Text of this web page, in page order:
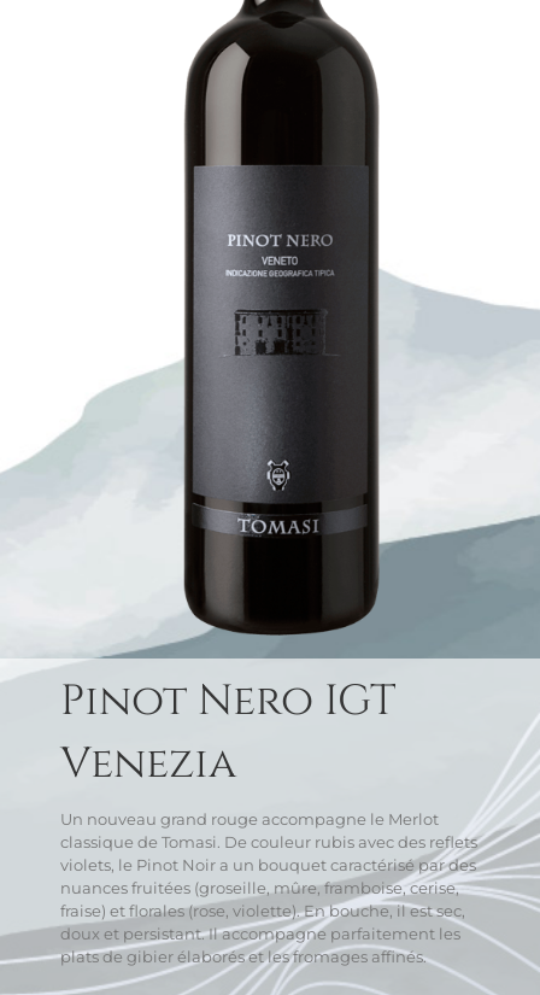
Pinot Nero IGT
Venezia
Un nouveau grand rouge accompagne le Merlot
classique de Tomasi. De couleur rubis avec des reflets
violets, le Pinot Noir a un bouquet caractérisé par des
nuances fruitées (groseille, mûre, framboise, cerise,
fraise) et florales (rose, violette). En bouche, il est sec,
doux et persistant. Il accompagne parfaitement les
plats de gibier élaborés et les fromages affinés.